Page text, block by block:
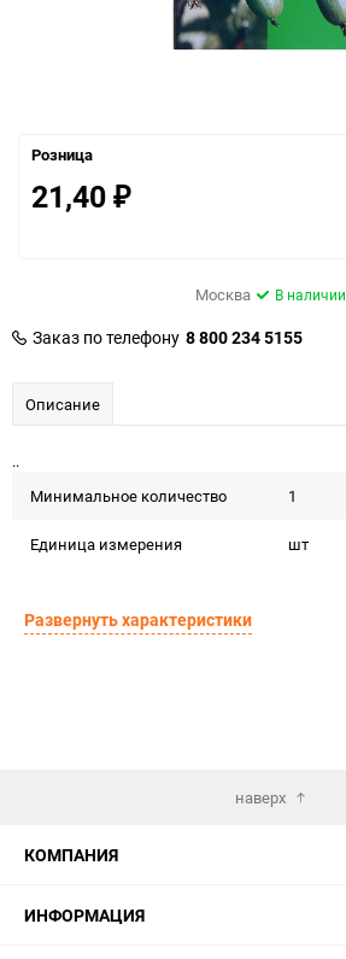
Розница
21,40 ₽
Москва В наличии
Заказ по телефону 8 800 234 5155
Описание
..
Минимальное количество
1
Единица измерения шт
Развернуть характеристики
наверх
КОМПАНИЯ
ИНФОРМАЦИЯ